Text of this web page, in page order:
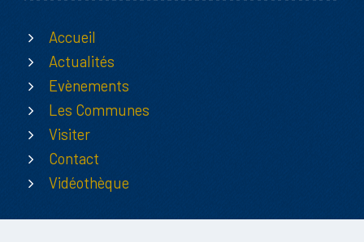
Accueil
Actualités
Evènements
Les Communes
Visiter
Contact
Vidéothèque